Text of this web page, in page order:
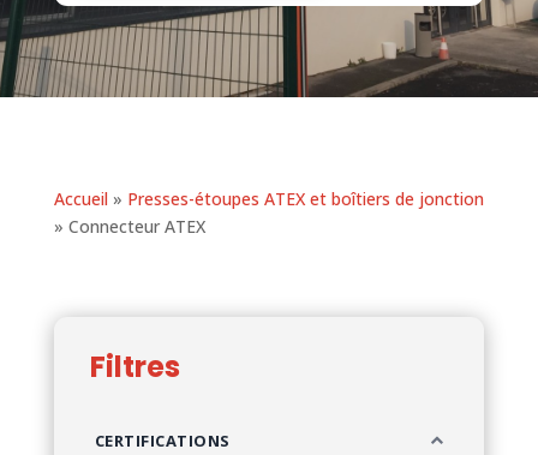
Accueil » Presses-étoupes ATEX et boîtiers de jonction
» Connecteur ATEX
Filtres
CERTIFICATIONS